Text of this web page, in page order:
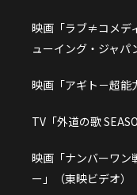
映画「ラブ≠コメデ
ューイング・ジャパ
映画「アギト－超能
TV「外道の歌
映画「ナンバーワン
ー」（東映ビデオ）